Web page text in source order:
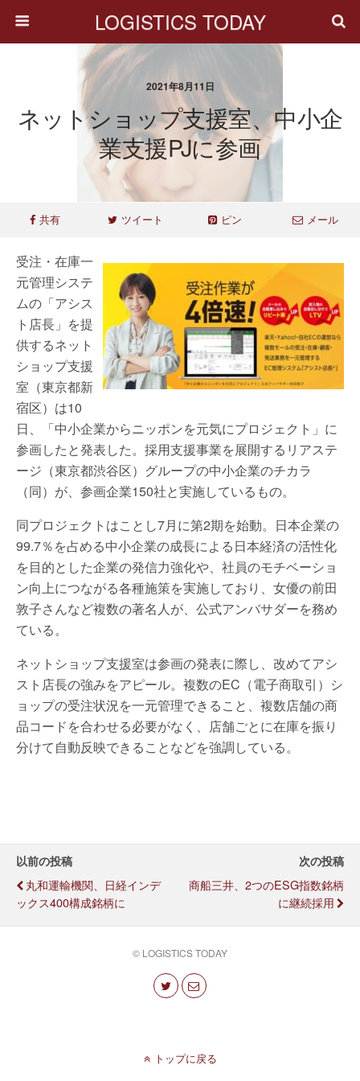
LOGISTICS TODAY
2021年8月11日
ネットショップ支援室、中小企
業支援PJに参画
共有 ツイート ピン メール
受注・在庫一
元管理システ
ムの「アシス
ト店長」を提
供するネット
ショップ支援
室（東京都新
宿区）は10
日、「中小企業からニッポンを元気にプロジェクト」に
参画したと発表した。採用支援事業を展開するリアステ
ージ（東京都渋谷区）グループの中小企業のチカラ
（同）が、参画企業150社と実施しているもの。
同プロジェクトはことし7月に第2期を始動。日本企業の
99.7％を占める中小企業の成長による日本経済の活性化
を目的とした企業の発信力強化や、社員のモチベーショ
ン向上につながる各種施策を実施しており、女優の前田
敦子さんなど複数の著名人が、公式アンバサダーを務め
ている。
ネットショップ支援室は参画の発表に際し、改めてアシ
スト店長の強みをアピール。複数のEC（電子商取引）シ
ョップの受注状況を一元管理できること、複数店舗の商
品コードを合わせる必要がなく、店舗ごとに在庫を振り
分けて自動反映できることなどを強調している。
以前の投稿
丸和運輸機関、日経インデ
ックス400構成銘柄に
次の投稿
商船三井、2つのESG指数銘柄
に継続採用
© LOGISTICS TODAY
トップに戻る